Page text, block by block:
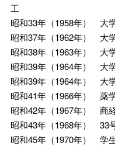
工
昭和33年（1958年） 大
昭和37年（1962年） 大
昭和38年（1963年） 大
昭和39年（1964年） 大
昭和39年（1964年） 大
昭和41年（1966年） 薬
昭和42年（1967年） 商
昭和43年（1968年） 33
昭和45年（1970年） 学